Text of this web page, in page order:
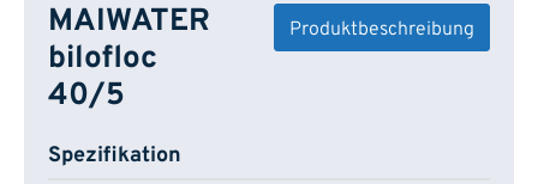
MAIWATER
bilofloc
40/5
Produktbeschreibung
Spezifikation